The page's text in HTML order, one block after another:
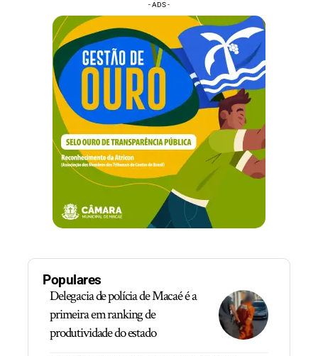
- ADS -
Populares
Delegacia de polícia de Macaé é a
primeira em ranking de
produtividade do estado